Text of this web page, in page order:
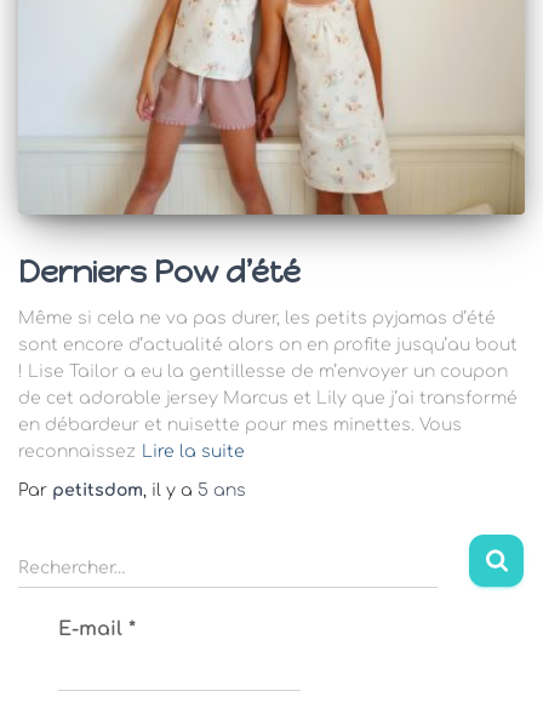
Derniers Pow d’été
Même si cela ne va pas durer, les petits pyjamas d’été
sont encore d’actualité alors on en profite jusqu’au bout
! Lise Tailor a eu la gentillesse de m’envoyer un coupon
de cet adorable jersey Marcus et Lily que j’ai transformé
en débardeur et nuisette pour mes minettes. Vous
reconnaissez
Lire la suite
Par petitsdom, il y a 5 ans
R
e
Rechercher…
E-mail *